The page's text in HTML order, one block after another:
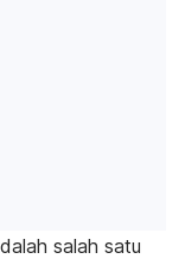
salah satu